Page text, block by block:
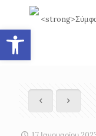
Ανοίξτε τη γραμμή εργαλείων